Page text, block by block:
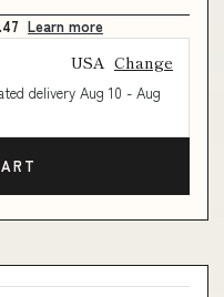
Learn more
USA Change
delivery Aug 10 - Aug